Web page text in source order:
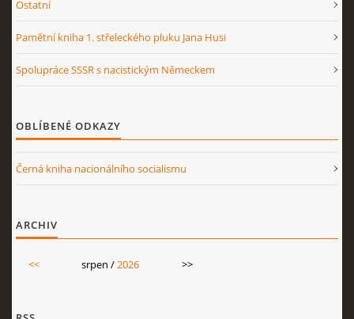
Ostatní
Pamětní kniha 1. střeleckého pluku Jana Husi
Spolupráce SSSR s nacistickým Německem
OBLÍBENÉ ODKAZY
Černá kniha nacionálního socialismu
ARCHIV
<< srpen /2026 >>